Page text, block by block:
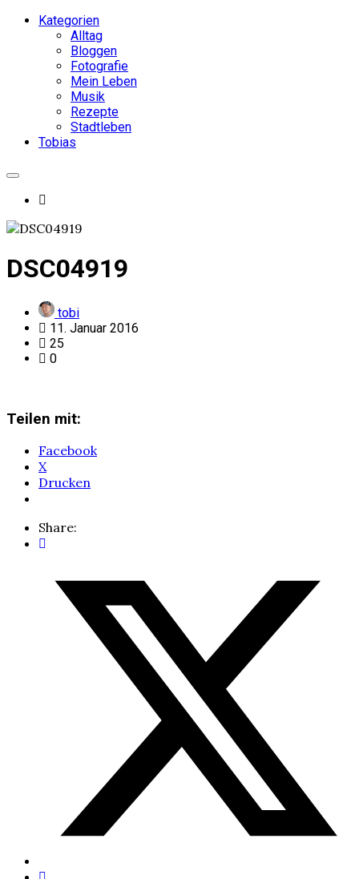
Kategorien
Alltag
Bloggen
Fotografie
Mein Leben
Musik
Rezepte
Stadtleben
Tobias
DSC04919
tobi
11. Januar 2016
25
0
Teilen mit:
Facebook
X
Drucken
Share: